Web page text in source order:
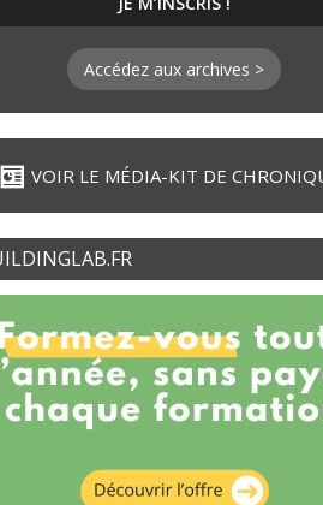
Accédez aux archives >
VOIR LE MÉDIA-KIT DE